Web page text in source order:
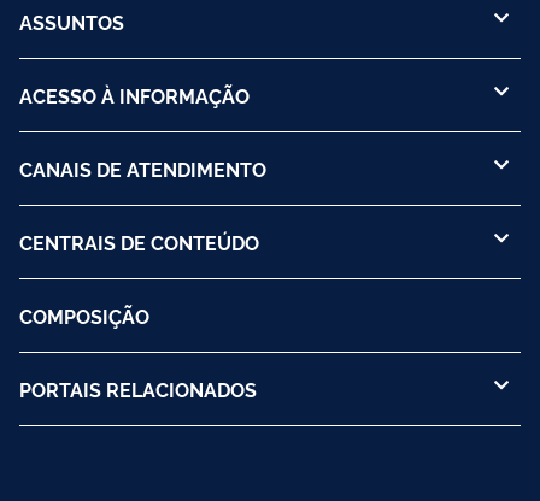
ASSUNTOS
ACESSO À INFORMAÇÃO
CANAIS DE ATENDIMENTO
CENTRAIS DE CONTEÚDO
COMPOSIÇÃO
PORTAIS RELACIONADOS